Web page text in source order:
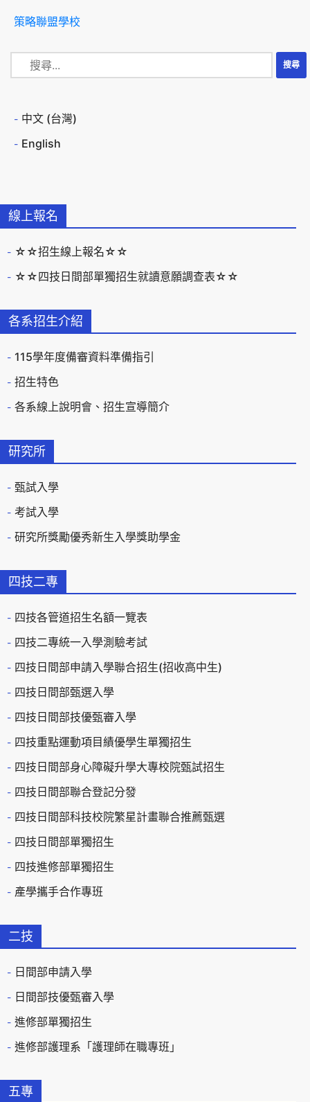
線上報名
☆☆招生線上報名☆☆
☆☆四技日間部單獨招生就讀意願調查表☆☆
各系招生介紹
115學年度備審資料準備指引
招生特色
各系線上說明會、招生宣導簡介
研究所
甄試入學
考試入學
研究所獎勵優秀新生入學獎助學金
四技二專
四技各管道招生名額一覽表
四技二專統一入學測驗考試
四技日間部申請入學聯合招生(招收高中生)
四技日間部甄選入學
四技日間部技優甄審入學
四技重點運動項目績優學生單獨招生
四技日間部身心障礙升學大專校院甄試招生
四技日間部聯合登記分發
四技日間部科技校院繁星計畫聯合推薦甄選
四技日間部單獨招生
四技進修部單獨招生
產學攜手合作專班
二技
日間部申請入學
日間部技優甄審入學
進修部單獨招生
進修部護理系「護理師在職專班」
五專
策略聯盟學校
中文 (台灣)
English